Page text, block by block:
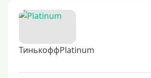
ТинькоффPlatinum